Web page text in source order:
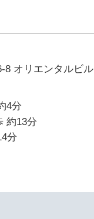
8 オリエンタルビル
4分
約13分
分